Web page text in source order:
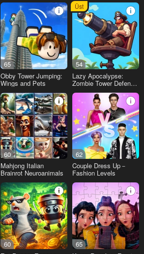
65
Obby Tower Jumping:
Wings and Pets
54
Üst
Lazy Apocalypse:
Zombie Tower Defense
60
Mahjong Italian
Brainrot Neuroanimals
62
Couple Dress Up－
Fashion Levels
60
65